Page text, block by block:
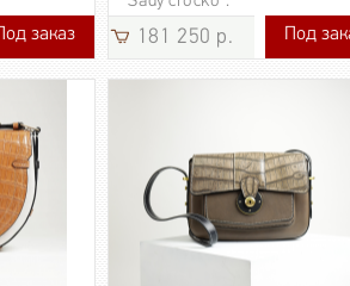
49 850 р.
Под заказ 181 250 р. 181 250
Под